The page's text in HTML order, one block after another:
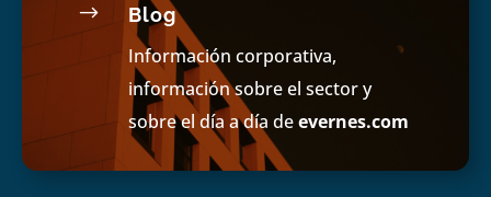
$ Blog
Información corporativa,
información sobre el sector y
sobre el día a día deevernes.com